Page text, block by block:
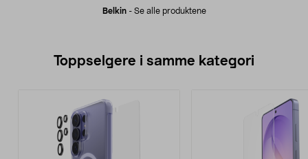
Belkin- Se alle produktene
Toppselgere i samme kategori